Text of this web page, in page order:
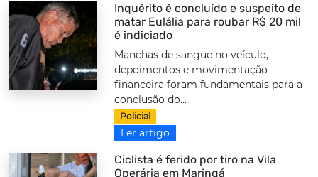
Inquérito é concluído e suspeito de
matar Eulália para roubar R$ 20 mil
é indiciado
Manchas de sangue no veículo,
depoimentos e movimentação
financeira foram fundamentais para a
conclusão do...
Policial
Ler artigo
Ciclista é ferido por tiro na Vila
Operária em Maringá